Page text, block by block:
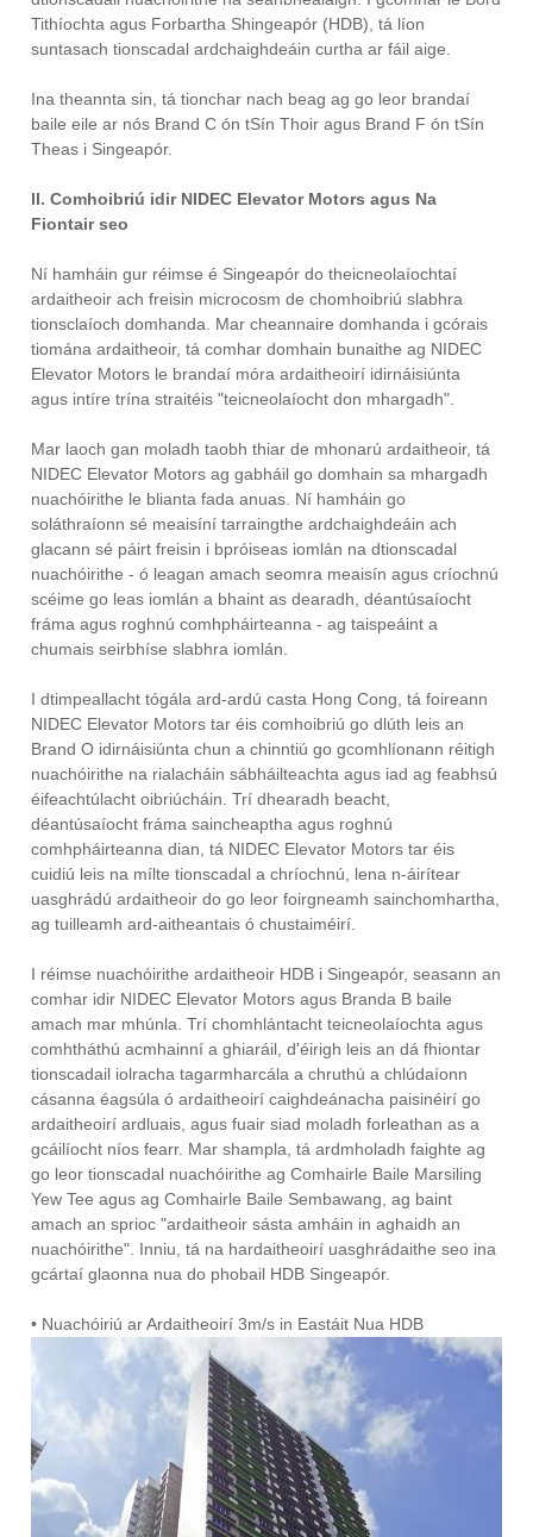
Tithíochta agus Forbartha Shingeapór (HDB), tá líon
suntasach tionscadal ardchaighdeáin curtha ar fáil aige.
Ina theannta sin, tá tionchar nach beag ag go leor brandaí
baile eile ar nós Brand C ón tSín Thoir agus Brand F ón tSín
Theas i Singeapór.
II. Comhoibriú idir NIDEC Elevator Motors agus Na
Fiontair seo
Ní hamháin gur réimse é Singeapór do theicneolaíochtaí
ardaitheoir ach freisin microcosm de chomhoibriú slabhra
tionsclaíoch domhanda. Mar cheannaire domhanda i gcórais
tiomána ardaitheoir, tá comhar domhain bunaithe ag NIDEC
Elevator Motors le brandaí móra ardaitheoirí idirnáisiúnta
agus intíre trína straitéis "teicneolaíocht don mhargadh".
Mar laoch gan moladh taobh thiar de mhonarú ardaitheoir, tá
NIDEC Elevator Motors ag gabháil go domhain sa mhargadh
nuachóirithe le blianta fada anuas. Ní hamháin go
soláthraíonn sé meaisíní tarraingthe ardchaighdeáin ach
glacann sé páirt freisin i bpróiseas iomlán na dtionscadal
nuachóirithe - ó leagan amach seomra meaisín agus críochnú
scéime go leas iomlán a bhaint as dearadh, déantúsaíocht
fráma agus roghnú comhpháirteanna - ag taispeáint a
chumais seirbhíse slabhra iomlán.
I dtimpeallacht tógála ard-ardú casta Hong Cong, tá foireann
NIDEC Elevator Motors tar éis comhoibriú go dlúth leis an
Brand O idirnáisiúnta chun a chinntiú go gcomhlíonann réitigh
nuachóirithe na rialacháin sábháilteachta agus iad ag feabhsú
éifeachtúlacht oibriúcháin. Trí dhearadh beacht,
déantúsaíocht fráma saincheaptha agus roghnú
comhpháirteanna dian, tá NIDEC Elevator Motors tar éis
cuidiú leis na mílte tionscadal a chríochnú, lena n-áirítear
uasghrádú ardaitheoir do go leor foirgneamh sainchomhartha,
ag tuilleamh ard-aitheantais ó chustaiméirí.
I réimse nuachóirithe ardaitheoir HDB i Singeapór, seasann an
comhar idir NIDEC Elevator Motors agus Branda B baile
amach mar mhúnla. Trí chomhlántacht teicneolaíochta agus
comhtháthú acmhainní a ghiaráil, d'éirigh leis an dá fhiontar
tionscadail iolracha tagarmharcála a chruthú a chlúdaíonn
cásanna éagsúla ó ardaitheoirí caighdeánacha paisinéirí go
ardaitheoirí ardluais, agus fuair siad moladh forleathan as a
gcáilíocht níos fearr. Mar shampla, tá ardmholadh faighte ag
go leor tionscadal nuachóirithe ag Comhairle Baile Marsiling
Yew Tee agus ag Comhairle Baile Sembawang, ag baint
amach an sprioc "ardaitheoir sásta amháin in aghaidh an
nuachóirithe". Inniu, tá na hardaitheoirí uasghrádaithe seo ina
gcártaí glaonna nua do phobail HDB Singeapór.
• Nuachóiriú ar Ardaitheoirí 3m/s in Eastáit Nua HDB